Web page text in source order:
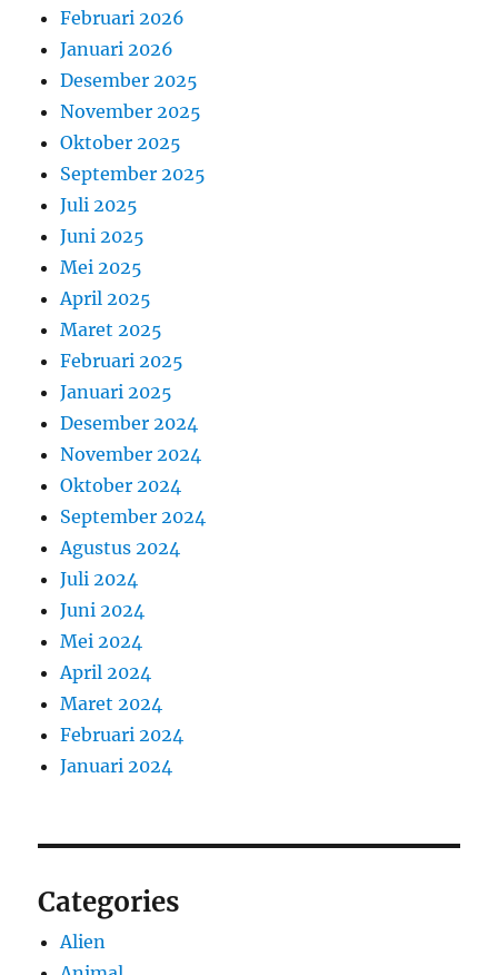
Februari 2026
Januari 2026
Desember 2025
November 2025
Oktober 2025
September 2025
Juli 2025
Juni 2025
Mei 2025
April 2025
Maret 2025
Februari 2025
Januari 2025
Desember 2024
November 2024
Oktober 2024
September 2024
Agustus 2024
Juli 2024
Juni 2024
Mei 2024
April 2024
Maret 2024
Februari 2024
Januari 2024
Categories
Alien